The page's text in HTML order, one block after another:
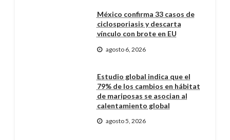
México confirma 33 casos de
ciclosporiasis y descarta
vínculo con brote en EU
agosto 6, 2026
Estudio global indica que el
79% de los cambios en hábitat
de mariposas se asocian al
calentamiento global
agosto 5, 2026